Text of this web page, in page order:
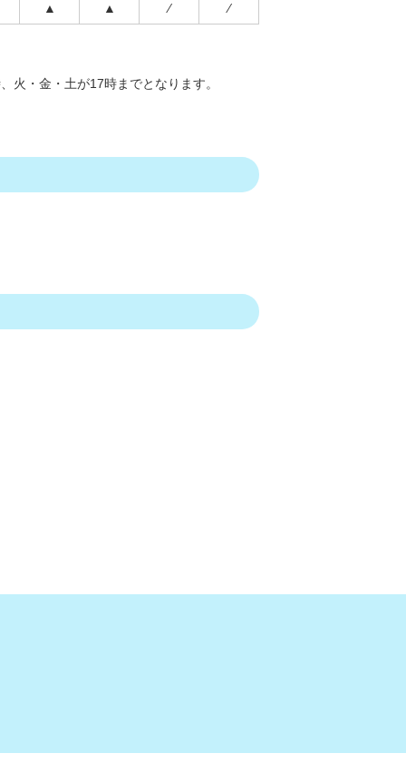
▲ ▲ ⁄ ⁄
火・金・土が17時までとなります。